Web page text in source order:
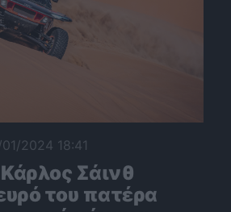
2024 18:41
Σάινθ
του πατέρα